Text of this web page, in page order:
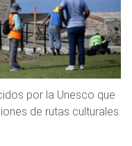
por la Unesco que
de rutas culturales.